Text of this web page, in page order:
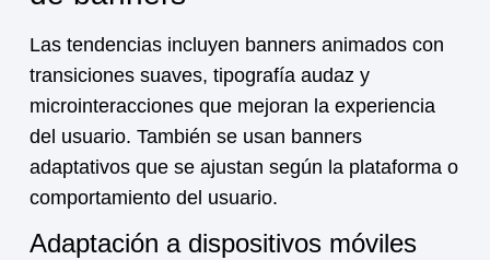
Las tendencias incluyen banners animados con
transiciones suaves, tipografía audaz y
microinteracciones que mejoran la experiencia
del usuario. También se usan banners
adaptativos que se ajustan según la plataforma o
comportamiento del usuario.
Adaptación a dispositivos móviles